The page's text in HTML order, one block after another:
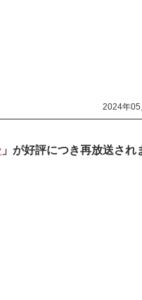
2024年
」が好評につき再放送され